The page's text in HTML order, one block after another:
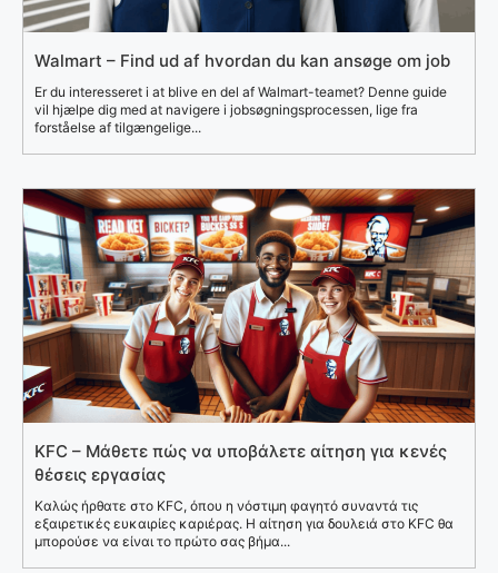
Walmart – Find ud af hvordan du kan ansøge om job
Er du interesseret i at blive en del af Walmart-teamet? Denne guide
vil hjælpe dig med at navigere i jobsøgningsprocessen, lige fra
forståelse af tilgængelige...
KFC – Μάθετε πώς να υποβάλετε αίτηση για κενές
θέσεις εργασίας
Καλώς ήρθατε στο KFC, όπου η νόστιμη φαγητό συναντά τις
εξαιρετικές ευκαιρίες καριέρας. Η αίτηση για δουλειά στο KFC θα
μπορούσε να είναι το πρώτο σας βήμα...